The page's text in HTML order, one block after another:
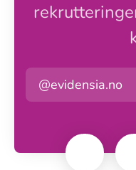
@evidensia.no